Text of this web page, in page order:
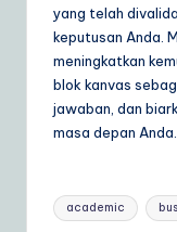
yang telah
keputusan Anda.
meningkatkan
blok kanvas
jawaban, dan
masa depan Anda.
Tags:
academic